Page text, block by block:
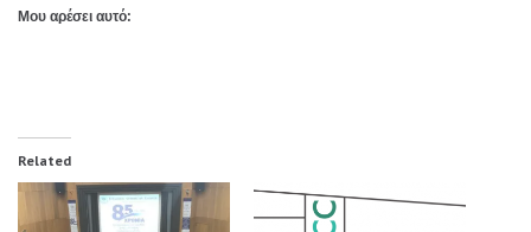
Μου αρέσει αυτό:
Related